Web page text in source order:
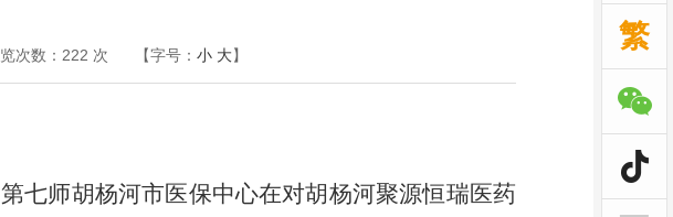
次数： 222 次 【字号： 小 大】
七师胡杨河市医保中心在对胡杨河聚源恒瑞医药
繁